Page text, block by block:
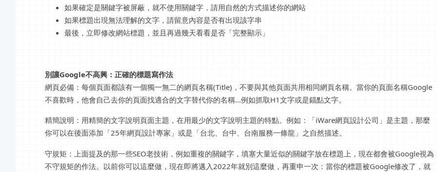
如果確定是關鍵字被屏蔽，就不使用關鍵字，請用自然的方式描述你的網站
如果標題出現無法理解的文字，請留意內容是否有出現該字串
最後，立即修改網站標題，並且再過幾天看看是否「完整顯示」
別讓Google不高興：正確的標題寫作法
網頁必備：每個頁面都該有一個獨一無二的網頁名稱(Title)，不要與其他頁面共用相同網頁名稱。當你的頁面名稱Google
不喜歡時，他會自己去你的頁面找適合的文字替代你的名稱...例如抓取H1文字或是錨點文字。
精簡說明：用精簡的文字說明頁面主題，在用最少的文字說明主題的特點。例如：「iWare網頁設計公司」是主題，那麼
你可以在後面添加「25年網頁設計專家」或是「台北、台中、台南服務一條龍」之自然描述。
守規矩：上面提及的那一些SEO老技術，例如重複的關鍵字，填塞大量近似的關鍵字放在標題上，現在都會被Google視為
不守規矩的作法。以前你可以這麼做，現在即將邁入2022年就別這麼做，再重申一次：當你的標題被Google修改了，就